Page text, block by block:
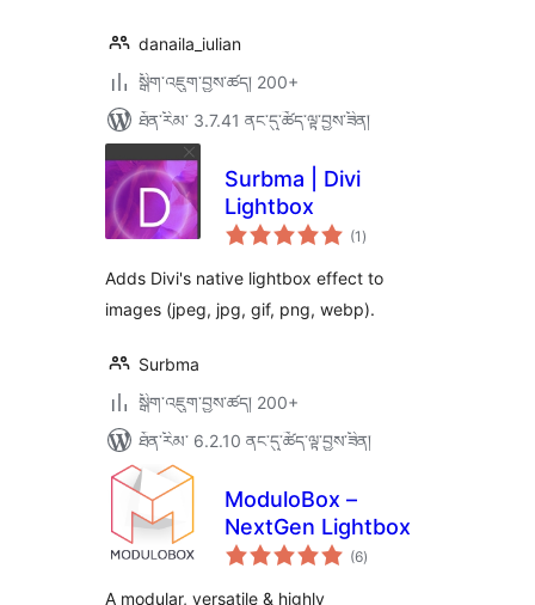
danaila_iulian
སྒྲིག་འཇུག་བྱས་ཚད། 200+
ཐོན་རིམ་ 3.7.41 ནང་དུ་ཚོད་ལྟ་བྱས་ཟིན།
Surbma | Divi
Lightbox
(1 གདེང་
འཇོག་
ཚང་།
)
Adds Divi's native lightbox effect to
images (jpeg, jpg, gif, png, webp).
Surbma
སྒྲིག་འཇུག་བྱས་ཚད། 200+
ཐོན་རིམ་ 6.2.10 ནང་དུ་ཚོད་ལྟ་བྱས་ཟིན།
ModuloBox –
NextGen Lightbox
(6གདེང་
འཇོག་
)
A modular, versatile & highly